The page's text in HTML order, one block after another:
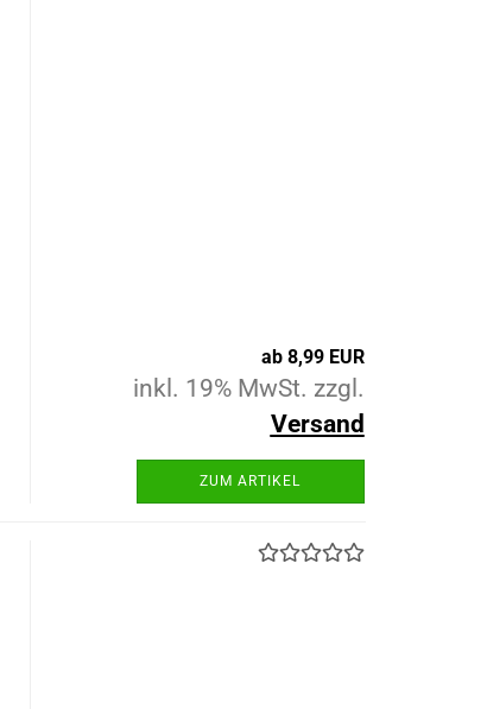
ab 8,99 EUR
inkl. 19% MwSt. zzgl.
Versand
ZUM ARTIKEL